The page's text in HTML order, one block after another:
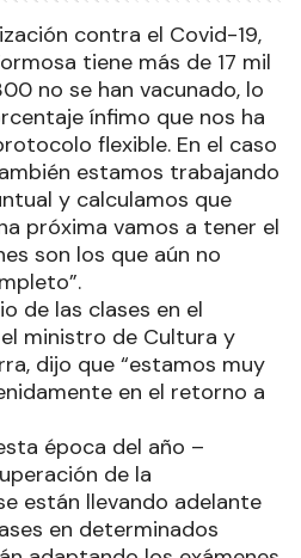
contra el Covid-19,
tiene más de 17 mil
no se han vacunado, lo
ínfimo que nos ha
flexible. En el caso
estamos trabajando
y calculamos que
próxima vamos a tener el
son los que aún no
de las clases en el
ministro de Cultura y
dijo que “estamos muy
en el retorno a
época del año –
de la
están llevando adelante
en determinados